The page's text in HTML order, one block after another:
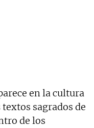
en la cultura
sagrados de
de los